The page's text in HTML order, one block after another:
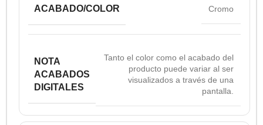
ACABADO/COLOR Cromo
NOTA
ACABADOS
DIGITALES
Tanto el color como el acabado del
producto puede variar al ser
visualizados a través de una
pantalla.